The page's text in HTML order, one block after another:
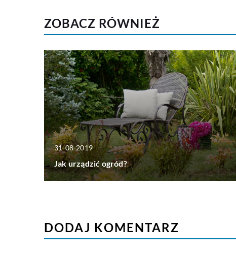
ZOBACZ RÓWNIEŻ
31-08-2019
Jak urządzić ogród?
DODAJ KOMENTARZ